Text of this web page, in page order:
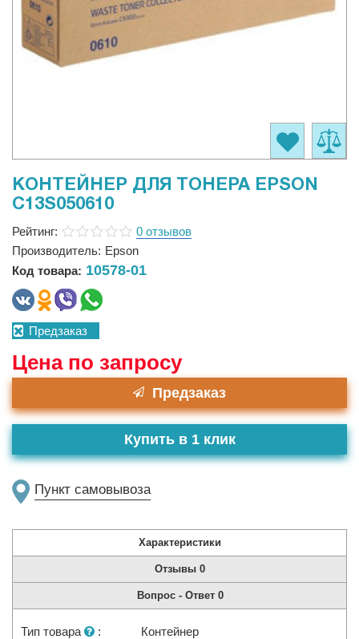
КОНТЕЙНЕР ДЛЯ ТОНЕРА EPSON
C13S050610
Рейтинг:
0 отзывов
Производитель: Epson
Код товара: 10578-01
Предзаказ
Цена по запросу
Предзаказ
Пункт самовывоза
Купить в 1 клик
Характеристики
Отзывы 0
Вопрос - Ответ 0
Тип товара :
Контейнер